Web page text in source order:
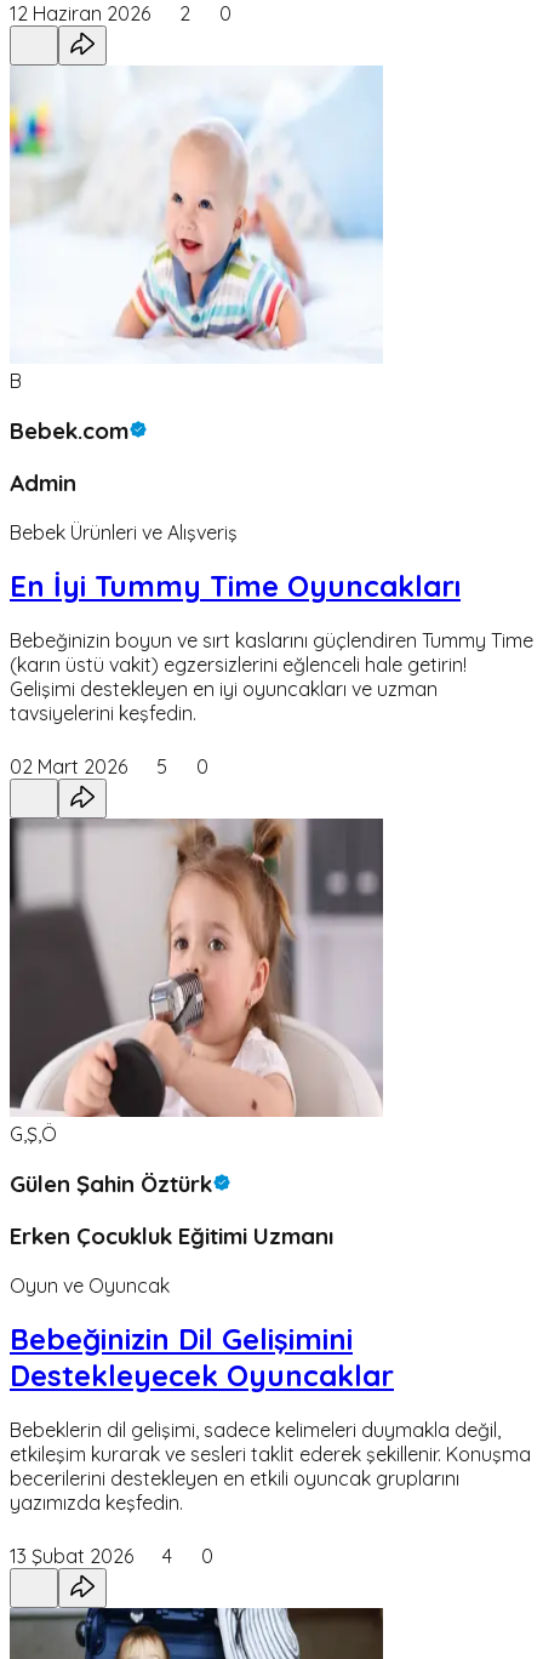
12 Haziran 2026 2 0
B
Bebek.com
Admin
Bebek Ürünleri ve Alışveriş
En İyi Tummy Time Oyuncakları
Bebeğinizin boyun ve sırt kaslarını güçlendiren Tummy Time
(karın üstü vakit) egzersizlerini eğlenceli hale getirin!
Gelişimi destekleyen en iyi oyuncakları ve uzman
tavsiyelerini keşfedin.
02 Mart 2026 5 0
G,Ş,Ö
Gülen Şahin Öztürk
Erken Çocukluk Eğitimi Uzmanı
Oyun ve Oyuncak
Bebeğinizin Dil Gelişimini
Destekleyecek Oyuncaklar
Bebeklerin dil gelişimi, sadece kelimeleri duymakla değil,
etkileşim kurarak ve sesleri taklit ederek şekillenir. Konuşma
becerilerini destekleyen en etkili oyuncak gruplarını
yazımızda keşfedin.
13 Şubat 2026 4 0